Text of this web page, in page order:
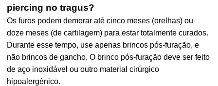
piercing no tragus?
Os furos podem demorar até cinco meses (orelhas) ou
doze meses (de cartilagem) para estar totalmente curados.
Durante esse tempo, use apenas brincos pós-furação, e
não brincos de gancho. O brinco pós-furação deve ser feito
de aço inoxidável ou outro material cirúrgico
hipoalergénico.